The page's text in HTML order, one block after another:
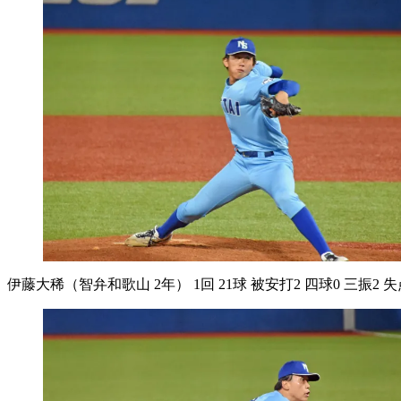
伊藤大稀（智弁和歌山 2年） 1回 21球 被安打2 四球0 三振2 失